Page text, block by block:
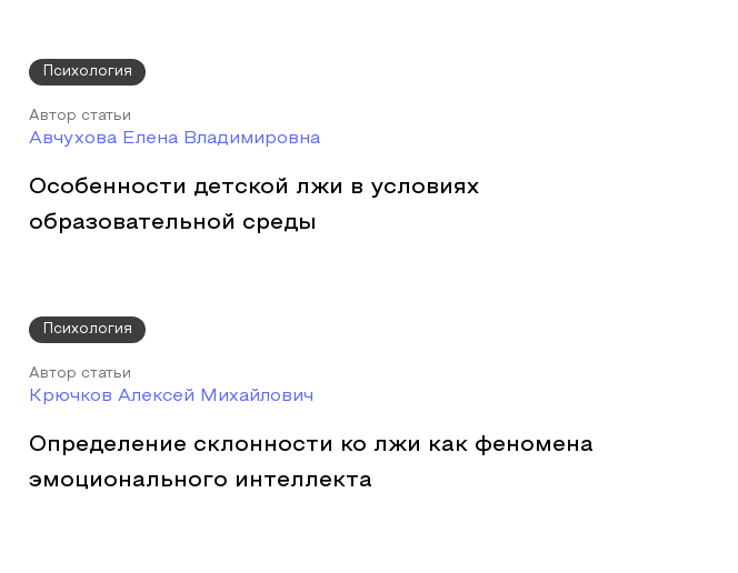
Психология
Автор статьи
Авчухова Елена Владимировна
Особенности детской лжи в условиях
образовательной среды
Психология
Автор статьи
Крючков Алексей Михайлович
Определение склонности ко лжи как феномена
эмоционального интеллекта